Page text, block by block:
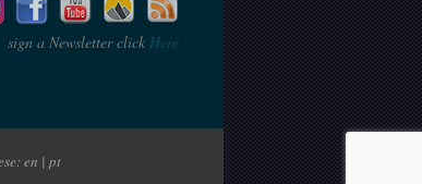
sign a Newsletter click Here
en | pt